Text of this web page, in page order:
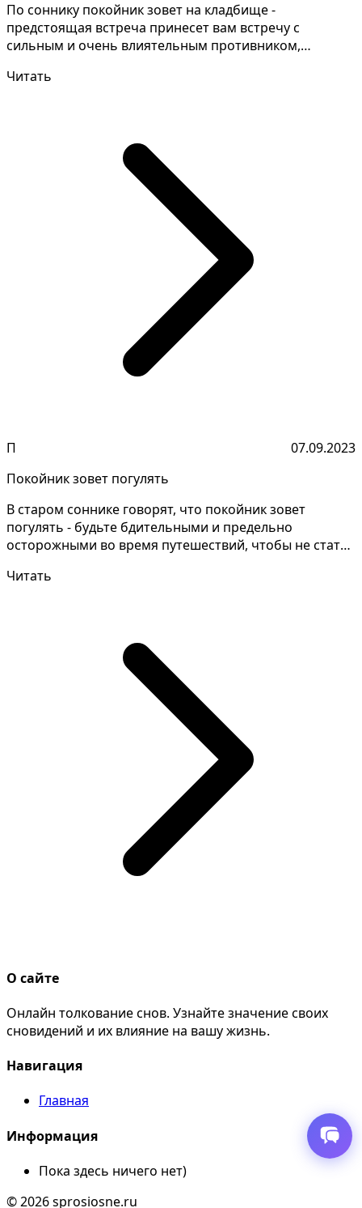
По соннику покойник зовет на кладбище -
предстоящая встреча принесет вам встречу с
сильным и очень влиятельным противником,
Читать
П
07.09.2023
Покойник зовет погулять
В старом соннике говорят, что покойник зовет
погулять - будьте бдительными и предельно
осторожными во время путешествий, чтобы не стать
Читать
О сайте
Онлайн толкование снов. Узнайте значение своих
сновидений и их влияние на вашу жизнь.
Навигация
Главная
Информация
Пока здесь ничего нет)
© 2026 sprosiosne.ru